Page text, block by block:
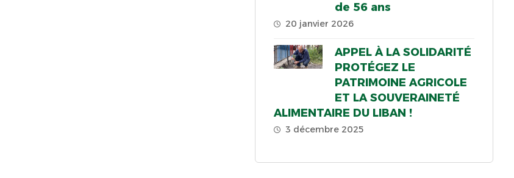
de 56 ans
20 janvier 2026
APPEL À LA SOLIDARITÉ
PROTÉGEZ LE
PATRIMOINE AGRICOLE
ET LA SOUVERAINETÉ
ALIMENTAIRE DU LIBAN !
3 décembre 2025